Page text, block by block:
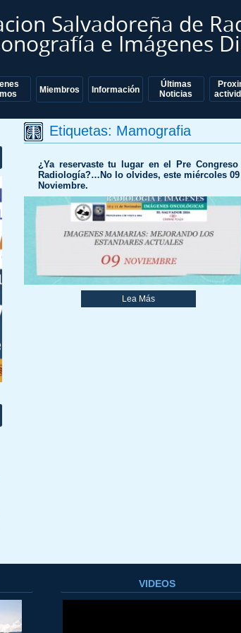
Salvadoreña de
e Imágenes
Miembros Información
Últimas
Noticias
Etiquetas: Mamografia
¿Ya reservaste tu lugar en el Pre Congreso
Radiología?…No lo olvides, este miércoles 09
Noviembre.
Lea Más
VIDEOS